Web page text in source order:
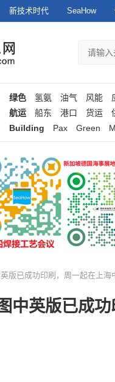
新技术时代 SeaHow
绿色 氢氨 油气 风能
航运
船东 港口 货运
Building
Pax Green
版已成功印刷，周一起在上海
中英版已成